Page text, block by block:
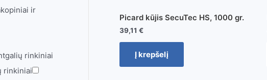
ir
rinkiniai
rinkiniai
Picard kūjis SecuTec HS, 1000 gr.
39,11 €
Į krepšelį